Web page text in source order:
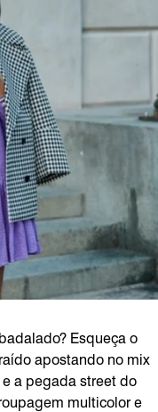
Esqueça o
apostando no mix
a pegada street do
multicolor e